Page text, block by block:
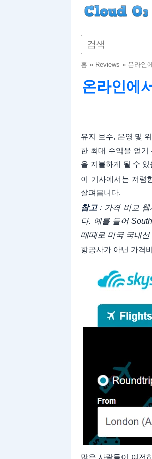
홈 » Reviews » 온라인
온라인에
유지 보수, 운영 및
한 최대 수익을 얻
을 지불하게 될 수
이 기사에서는 저렴
살펴봅니다.
참고: 가격 비교 웹
다. 예를 들어
때때로 미국 국내
항공사가 아닌 가격
많은 사람들이 여전